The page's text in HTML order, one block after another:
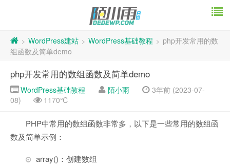
> WordPress建站 > WordPress基础教程 > php开发常用的数
组函数及简单demo
php开发常用的数组函数及简单demo
WordPress基础教程 陌小雨
3年前 (2023-07-
08)
1170℃
PHP中常用的数组函数非常多，以下是一些常用的数组函
数及简单示例：
array()：创建数组